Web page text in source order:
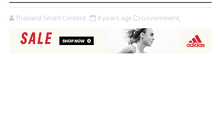
Thailand Smart Content 4 years ago Government,